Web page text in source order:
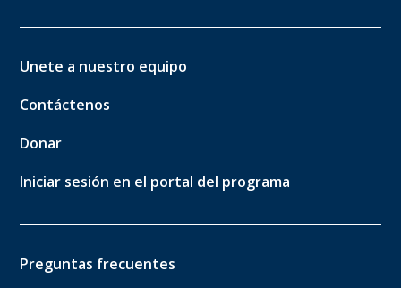
Unete a nuestro equipo
Contáctenos
Donar
Iniciar sesión en el portal del programa
Preguntas frecuentes